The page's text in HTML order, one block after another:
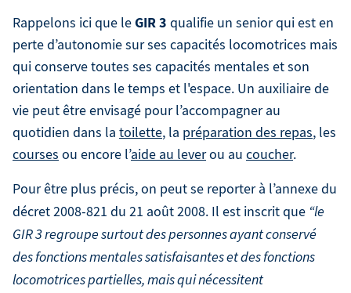
Rappelons ici que leGIR 3 qualifie un senior qui est en
perte d’autonomie sur ses capacités locomotrices mais
qui conserve toutes ses capacités mentales et son
orientation dans le temps et l'espace. Un auxiliaire de
vie peut être envisagé pour l’accompagner au
quotidien dans la toilette, la préparation des repas, les
courses ou encore l’aide au leverou au coucher.
Pour être plus précis, on peut se reporter à l’annexe du
décret 2008-821 du 21 août 2008. Il est inscrit que “le
GIR 3 regroupe surtout des personnes ayant conservé
des fonctions mentales satisfaisantes et des fonctions
locomotrices partielles, mais qui nécessitent